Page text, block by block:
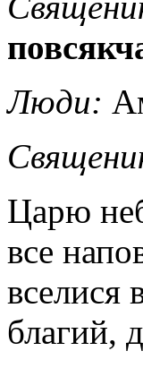
Люди:
Царю
все
вселися
благий,